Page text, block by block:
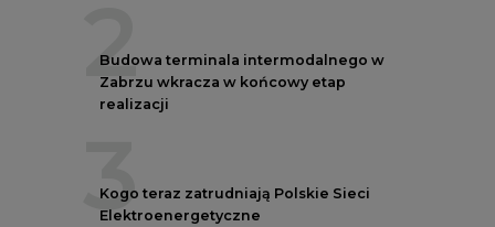
2
Budowa terminala intermodalnego w
Zabrzu wkracza w końcowy etap
realizacji
3
Kogo teraz zatrudniają Polskie Sieci
Elektroenergetyczne